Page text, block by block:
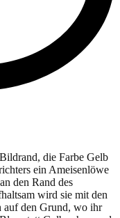
die Farbe Gelb
ein Ameisenlöwe
den Rand des
wird sie mit den
auf den Grund, wo ihr